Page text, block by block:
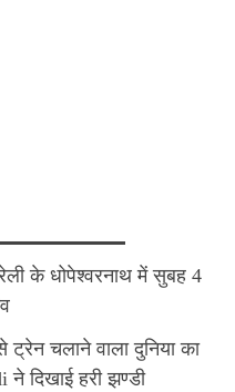
के धोपेश्वरनाथ में सुबह 4
ट्रेन चलाने वाला दुनिया का
ने दिखाई हरी झण्डी